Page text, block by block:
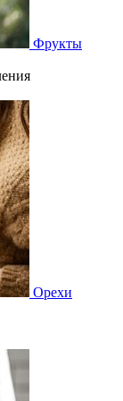
Фрукты
Орехи